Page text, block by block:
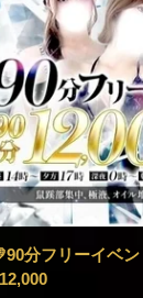
分フリーイベン